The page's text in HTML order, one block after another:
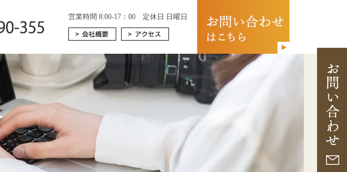
営業時間 8:00-17：00 定休日 日曜日